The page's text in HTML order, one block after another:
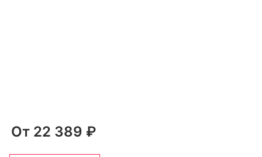
От 22 389 ₽